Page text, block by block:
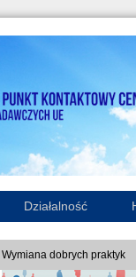
Działalność
Wymiana dobrych praktyk